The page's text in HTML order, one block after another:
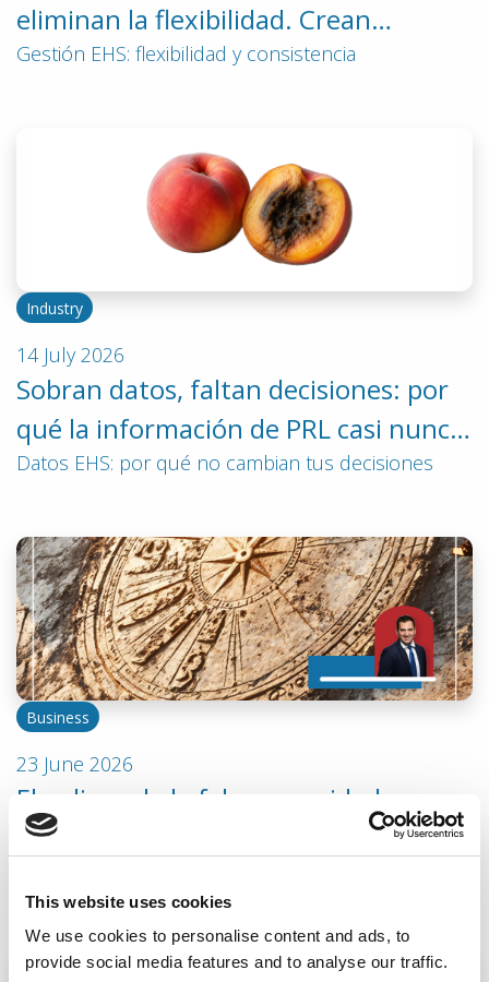
This website uses cookies
We use cookies to personalise content and ads, to
provide social media features and to analyse our traffic.
eliminan la flexibilidad. Crean
coherencia
Gestión EHS: flexibilidad y consistencia
14 July 2026
Industry
Sobran datos, faltan decisiones: por
qué la información de PRL casi nunca
cambia nada
Datos EHS: por qué no cambian tus decisiones
23 June 2026
Business
El peligro de la falsa seguridad:
cuando tus indicadores EHSQ dejan